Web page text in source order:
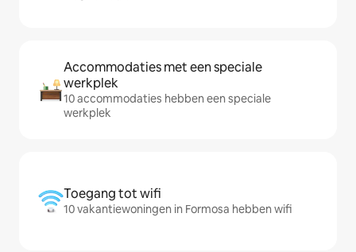
Accommodaties met een speciale
werkplek
10 accommodaties hebben een speciale
werkplek
Toegang tot wifi
10 vakantiewoningen in Formosa hebben wifi